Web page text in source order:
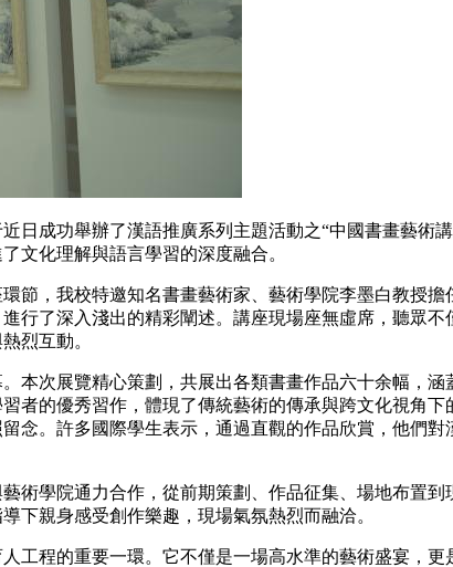
日成功舉辦了漢語推廣系列主題活動之“中國書畫藝術
文化理解與語言學習的深度融合。
節，我校特邀知名書畫藝術家、藝術學院李墨白教授
行了深入淺出的精彩闡述。講座現場座無虛席，聽眾
烈互動。
本次展覽精心策劃，共展出各類書畫作品六十余幅，
者的優秀習作，體現了傳統藝術的傳承與跨文化視角
念。許多國際學生表示，通過直觀的作品欣賞，他們
術學院通力合作，從前期策劃、作品征集、場地布置
下親身感受創作樂趣，現場氣氛熱烈而融洽。
工程的重要一環。它不僅是一場高水準的藝術盛宴，